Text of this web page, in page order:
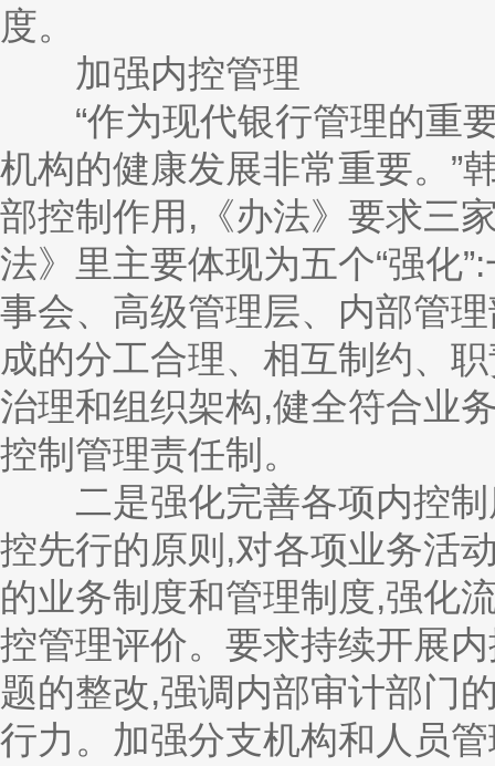
度。
加强内控管理
“作为现代银行管理的重要
机构的健康发展非常重要。”
部控制作用,《办法》要求三
法》里主要体现为五个“强化
事会、高级管理层、内部管
成的分工合理、相互制约、
治理和组织架构,健全符合业
控制管理责任制。
二是强化完善各项内控制
控先行的原则,对各项业务活
的业务制度和管理制度,强化
控管理评价。要求持续开展
题的整改,强调内部审计部门
行力。加强分支机构和人员